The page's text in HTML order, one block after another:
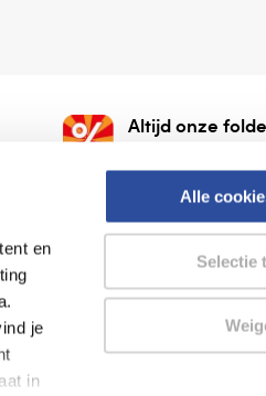
en
je
in
Alle
Selectie
Altijd onze
AlleFolders.
waarborg